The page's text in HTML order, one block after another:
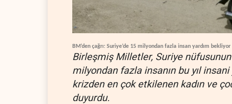
BM’den çağrı: Suriye’de 15 milyondan fazla insan yardım bekliyor
Birleşmiş Milletler, Suriye
milyondan fazla insanın bu yıl insani
krizden en çok etkilenen kadın ve
duyurdu.